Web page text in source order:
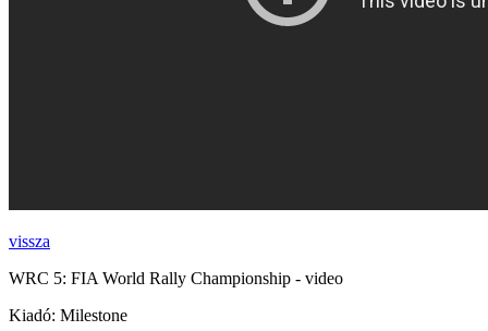
vissza
WRC 5: FIA World Rally Championship - video
Kiadó: Milestone